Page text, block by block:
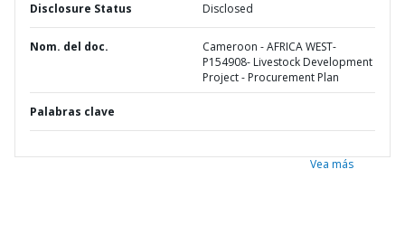
Disclosure Status Disclosed
Nom. del doc.
Cameroon - AFRICA WEST-
P154908- Livestock Development
Project - Procurement Plan
Palabras clave
Vea más